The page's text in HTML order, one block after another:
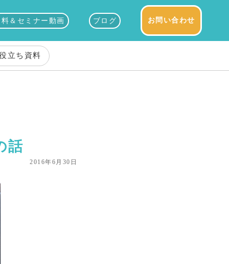
＆セミナー動画 ブログ お問い合わせ
立ち資料
話
2016年6月30日